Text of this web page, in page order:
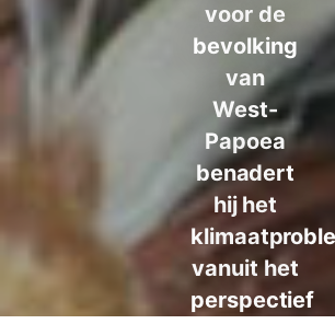
voor de
bevolking
van
West-
Papoea
benadert
hij het
vanuit het
perspectief